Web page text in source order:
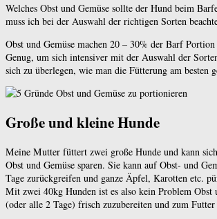
Welches Obst und Gemüse sollte der Hund beim
muss ich bei der Auswahl der richtigen Sorten
Obst und Gemüse machen 20 – 30% der Barf
Genug, um sich intensiver mit der Auswahl der
sich zu überlegen, wie man die Fütterung am besten
Große und kleine Hunde
Meine Mutter füttert zwei große Hunde und kann
Obst und Gemüse sparen. Sie kann auf Obst- und
Tage zurückgreifen und ganze Äpfel, Karotten etc.
Mit zwei 40kg Hunden ist es also kein Problem Obst
(oder alle 2 Tage) frisch zuzubereiten und zum Futter